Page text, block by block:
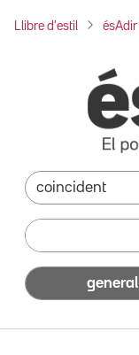
Llibre d'estil ésAdir
general